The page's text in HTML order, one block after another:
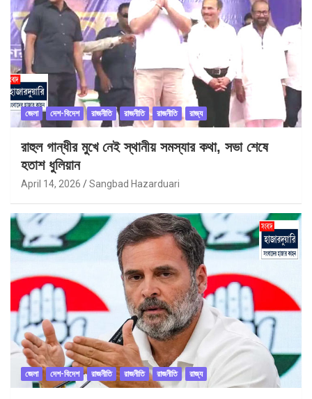
জেলা দেশ-বিদেশ রাজনীতি রাজনীতি রাজনীতি রাজ্য
রাহুল গান্ধীর মুখে নেই স্থানীয় সমস্যার কথা, সভা শেষে
হতাশ ধুলিয়ান
April 14, 2026 Sangbad Hazarduari
জেলা দেশ-বিদেশ রাজনীতি রাজনীতি রাজনীতি রাজ্য